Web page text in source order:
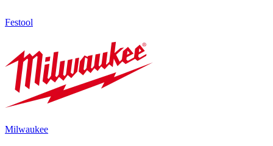
Festool
Milwaukee